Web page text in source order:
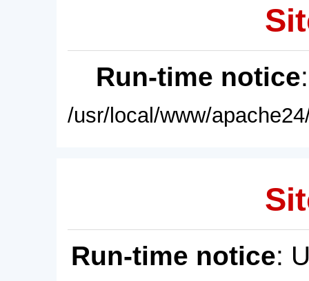
Run-time notice
/usr/local/www/
Run-time notice: